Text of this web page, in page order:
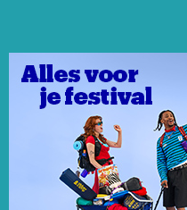
E
S
T
I
N
O